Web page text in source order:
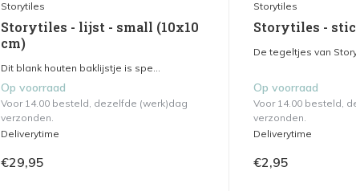
Storytiles
Storytiles - lijst - small (10x10
cm)
Dit blank houten baklijstje is spe...
Op voorraad
Voor 14.00 besteld, dezelfde (werk)dag
verzonden.
Deliverytime
€29,95
Storytiles
Storytiles -
De tegeltjes van
Op voorraad
Voor 14.00 besteld,
verzonden.
Deliverytime
€2,95